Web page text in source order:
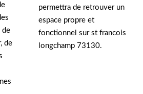
de
de
permettra de retrouver un
espace propre et
fonctionnel sur st francois
longchamp 73130.